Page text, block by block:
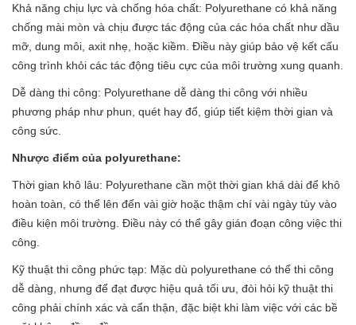
Khả năng chịu lực và chống hóa chất: Polyurethane có khả năng
chống mài mòn và chịu được tác động của các hóa chất như dầu
mỡ, dung môi, axit nhẹ, hoặc kiềm. Điều này giúp bảo vệ kết cấu
công trình khỏi các tác động tiêu cực của môi trường xung quanh.
Dễ dàng thi công: Polyurethane dễ dàng thi công với nhiều
phương pháp như phun, quét hay đổ, giúp tiết kiệm thời gian và
công sức.
Nhược điểm của polyurethane:
Thời gian khô lâu: Polyurethane cần một thời gian khá dài để khô
hoàn toàn, có thể lên đến vài giờ hoặc thậm chí vài ngày tùy vào
điều kiện môi trường. Điều này có thể gây gián đoạn công việc thi
công.
Kỹ thuật thi công phức tạp: Mặc dù polyurethane có thể thi công
dễ dàng, nhưng để đạt được hiệu quả tối ưu, đòi hỏi kỹ thuật thi
công phải chính xác và cẩn thận, đặc biệt khi làm việc với các bề